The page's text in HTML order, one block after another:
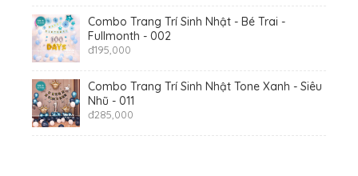
Combo Trang Trí Sinh Nhật - Bé Trai -
Fullmonth - 002
đ195,000
Combo Trang Trí Sinh Nhật Tone Xanh - Siêu
Nhũ - 011
đ285,000